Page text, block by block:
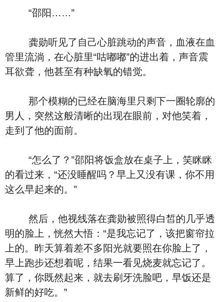
“邵阳……”
龚勋听见了自己心脏跳动的声音，血液在血
管里流淌，在心脏里“咕嘟嘟”的进出着，声音震
耳欲聋，他甚至有种缺氧的错觉。
那个模糊的已经在脑海里只剩下一圈轮廓的
男人，突然这般清晰的出现在眼前，对他笑着，
走到了他的面前。
“怎么了？”邵阳将饭盒放在桌子上，笑眯眯
的看过来，“还没睡醒吗？早上又没有课，你不用
这么早起来的。”
然后，他视线落在龚勋被照得白皙的几乎透
明的脸上，恍然大悟：“是我忘记了，该把窗帘拉
上的。昨天算着差不多阳光就要照在你脸上了，
早上跑步还想着呢，结果一看见烧麦就忘记了。
算了，你既然起来，就去刷牙洗脸吧，早饭还是
新鲜的好吃。”